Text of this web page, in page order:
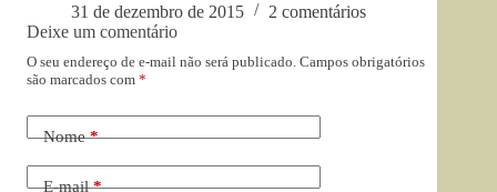
31 de dezembro de 2015
2 comentários
Deixe um comentário
O seu endereço de e-mail não será publicado. Campos obrigatórios
são marcados com *
Nome*
E-mail*